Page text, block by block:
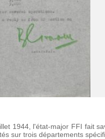
1944, l'état-major FFI fait
sur trois départements